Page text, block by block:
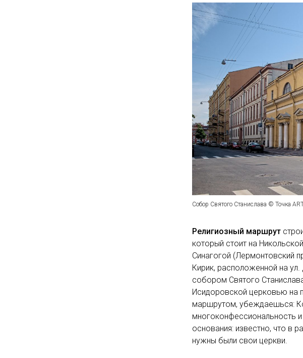
Собор Святого Станислава © Точка
Религиозный маршрут
который стоит на
Синагогой (Лермонтовский
Кирик, расположенной на
собором Святого
Исидоровской церковью на
маршрутом, убеждаешься:
многоконфессиональность
основания: известно, что в
нужны были свои церкви.